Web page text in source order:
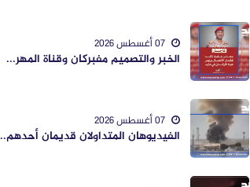
الخبر والتصميم مفبركان وقناة المهر...
الفيديوهان المتداولان قديمان